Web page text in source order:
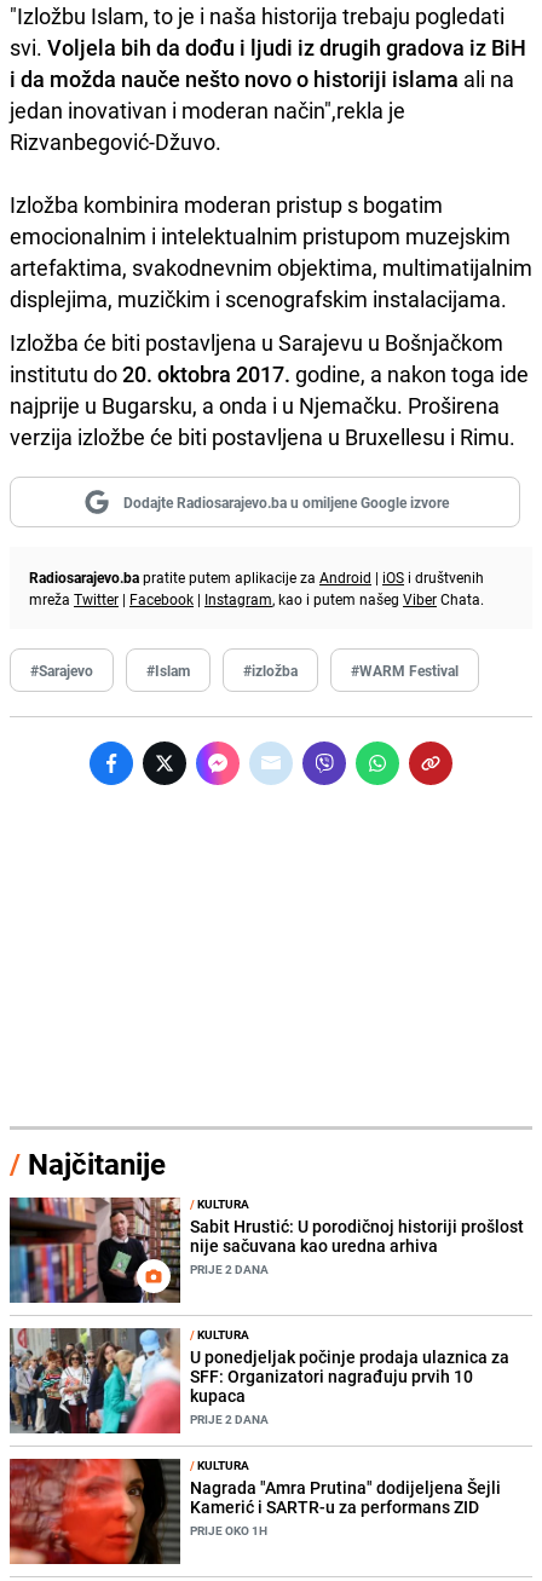
"Izložbu Islam, to je i naša historija trebaju pogledati
svi. Voljela bih da dođu i ljudi iz drugih gradova iz BiH
i da možda nauče nešto novo o historiji islama ali na
jedan inovativan i moderan način",rekla je
Rizvanbegović-Džuvo.
Izložba kombinira moderan pristup s bogatim
emocionalnim i intelektualnim pristupom muzejskim
artefaktima, svakodnevnim objektima, multimatijalnim
displejima, muzičkim i scenografskim instalacijama.
Izložba će biti postavljena u Sarajevu u Bošnjačkom
institutu do20. oktobra 2017. godine, a nakon toga ide
najprije u Bugarsku, a onda i u Njemačku. Proširena
verzija izložbe će biti postavljena u Bruxellesu i Rimu.
Dodajte Radiosarajevo.ba u omiljene Google izvore
Radiosarajevo.bapratite putem aplikacije za Android | iOS i društvenih
mreža Twitter | Facebook | Instagram, kao i putem našeg ViberChata.
#Sarajevo #Islam #izložba #WARM Festival
/ Najčitanije
/KULTURA
Sabit Hrustić: U porodičnoj historiji prošlost
nije sačuvana kao uredna arhiva
PRIJE 2 DANA
/KULTURA
U ponedjeljak počinje prodaja ulaznica za
SFF: Organizatori nagrađuju prvih 10
kupaca
PRIJE 2 DANA
/KULTURA
Nagrada "Amra Prutina" dodijeljena Šejli
Kamerić i SARTR-u za performans ZID
PRIJE OKO 1H